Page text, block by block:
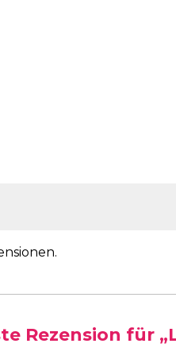
Rezension für